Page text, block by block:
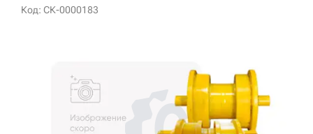
Код: СК-0000183
Информация
3D тур по производству
3D тур по складам